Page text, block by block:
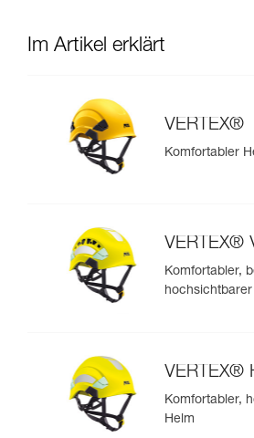
Im Artikel erklärt
VERTEX®
Komfortabler
VERTEX®
Komfortabler,
hochsichtbarer
VERTEX®
Komfortabler,
Helm